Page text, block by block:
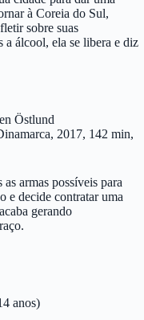
à Coreia do Sul,
sobre suas
a álcool, ela se libera e diz
Östlund
2017, 142 min,
armas possíveis para
e decide contratar uma
gerando
anos)